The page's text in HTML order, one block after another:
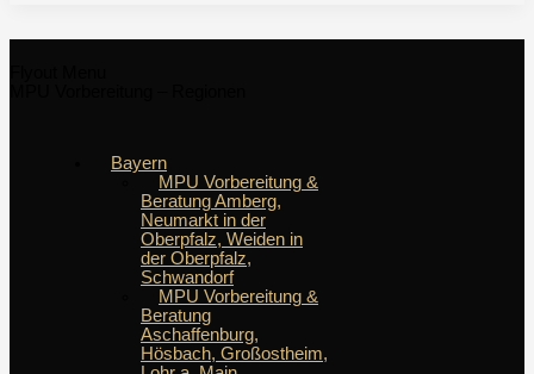
Bayern
MPU Vorbereitung &
Beratung Amberg,
Neumarkt in der
Oberpfalz, Weiden in
der Oberpfalz,
Schwandorf
MPU Vorbereitung &
Beratung
Aschaffenburg,
Hösbach, Großostheim,